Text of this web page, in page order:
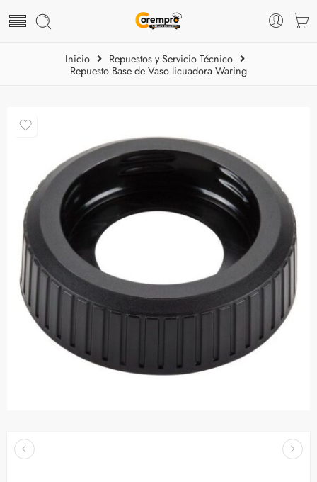
Inicio
Repuestos y Servicio Técnico
Repuesto Base de Vaso licuadora Waring